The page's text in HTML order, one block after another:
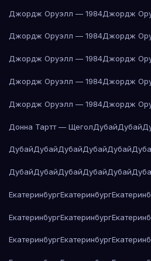
Джордж Оруэлл — 1984Джордж
Джордж Оруэлл — 1984Джордж
Джордж Оруэлл — 1984Джордж
Джордж Оруэлл — 1984Джордж
Джордж Оруэлл — 1984Джордж
Донна Тартт — ЩеголДубайДубай
ДубайДубайДубайДубайДубай
ДубайДубайДубайДубайДубай
ЕкатеринбургЕкатеринбург
ЕкатеринбургЕкатеринбург
ЕкатеринбургЕкатеринбург